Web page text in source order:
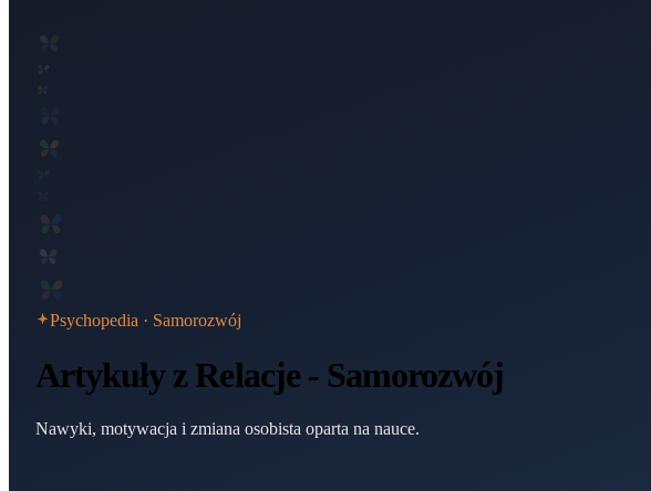
Psychopedia · Samorozwój
Artykuły z Relacje - Samorozwój
Nawyki, motywacja i zmiana osobista oparta na nauce.